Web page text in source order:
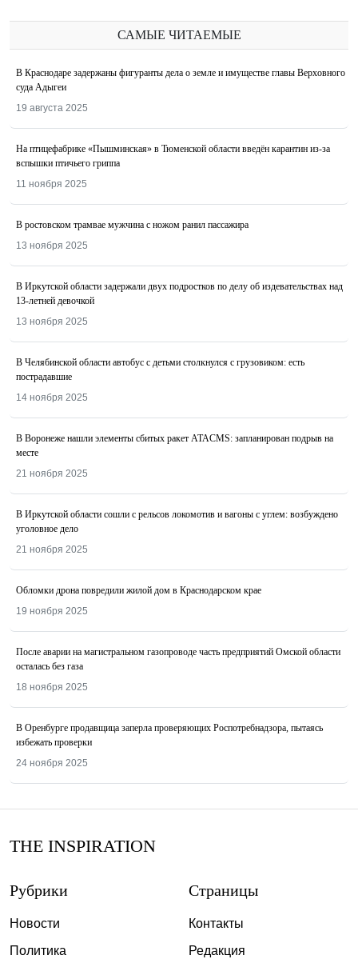
САМЫЕ ЧИТАЕМЫЕ
В Краснодаре задержаны фигуранты дела о земле и имуществе главы Верховного
суда Адыгеи
19 августа 2025
На птицефабрике «Пышминская» в Тюменской области введён карантин из-за
вспышки птичьего гриппа
11 ноября 2025
В ростовском трамвае мужчина с ножом ранил пассажира
13 ноября 2025
В Иркутской области задержали двух подростков по делу об издевательствах над
13-летней девочкой
13 ноября 2025
В Челябинской области автобус с детьми столкнулся с грузовиком: есть
пострадавшие
14 ноября 2025
В Воронеже нашли элементы сбитых ракет ATACMS: запланирован подрыв на
месте
21 ноября 2025
В Иркутской области сошли с рельсов локомотив и вагоны с углем: возбуждено
уголовное дело
21 ноября 2025
Обломки дрона повредили жилой дом в Краснодарском крае
19 ноября 2025
После аварии на магистральном газопроводе часть предприятий Омской области
осталась без газа
18 ноября 2025
В Оренбурге продавщица заперла проверяющих Роспотребнадзора, пытаясь
избежать проверки
24 ноября 2025
THE INSPIRATION
Рубрики
Новости
Политика
Страницы
Контакты
Редакция